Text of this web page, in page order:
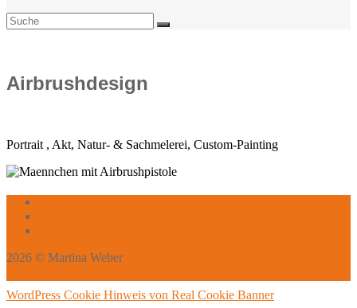
Airbrushdesign
Portrait , Akt, Natur- & Sachmelerei, Custom-Painting
2026 © Martina Weber
WordPress Cookie Hinweis von Real Cookie Banner